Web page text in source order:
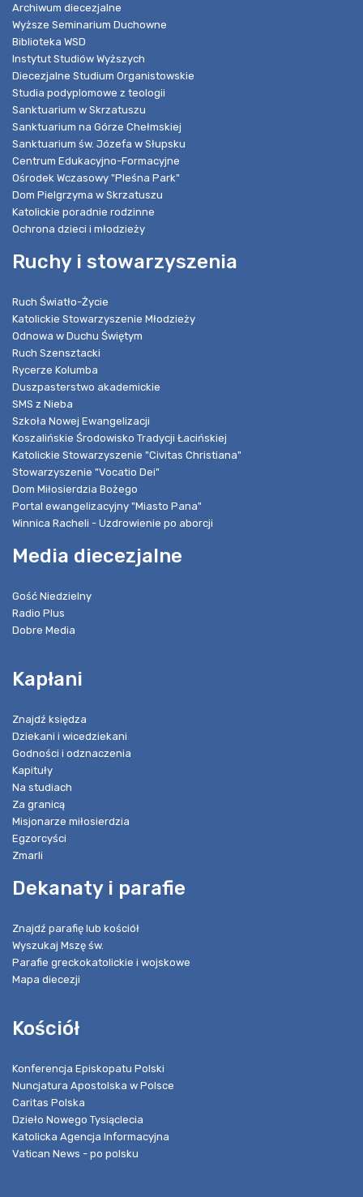
Archiwum diecezjalne
Wyższe Seminarium Duchowne
Biblioteka WSD
Instytut Studiów Wyższych
Diecezjalne Studium Organistowskie
Studia podyplomowe z teologii
Sanktuarium w Skrzatuszu
Sanktuarium na Górze Chełmskiej
Sanktuarium św. Józefa w Słupsku
Centrum Edukacyjno-Formacyjne
Ośrodek Wczasowy "Pleśna Park"
Dom Pielgrzyma w Skrzatuszu
Katolickie poradnie rodzinne
Ochrona dzieci i młodzieży
Ruchy i stowarzyszenia
Ruch Światło-Życie
Katolickie Stowarzyszenie Młodzieży
Odnowa w Duchu Świętym
Ruch Szensztacki
Rycerze Kolumba
Duszpasterstwo akademickie
SMS z Nieba
Szkoła Nowej Ewangelizacji
Koszalińskie Środowisko Tradycji Łacińskiej
Katolickie Stowarzyszenie "Civitas Christiana"
Stowarzyszenie "Vocatio Dei"
Dom Miłosierdzia Bożego
Portal ewangelizacyjny "Miasto Pana"
Winnica Racheli - Uzdrowienie po aborcji
Media diecezjalne
Gość Niedzielny
Radio Plus
Dobre Media
Kapłani
Znajdź księdza
Dziekani i wicedziekani
Godności i odznaczenia
Kapituły
Na studiach
Za granicą
Misjonarze miłosierdzia
Egzorcyści
Zmarli
Dekanaty i parafie
Znajdź parafię lub kościół
Wyszukaj Mszę św.
Parafie greckokatolickie i wojskowe
Mapa diecezji
Kościół
Konferencja Episkopatu Polski
Nuncjatura Apostolska w Polsce
Caritas Polska
Dzieło Nowego Tysiąclecia
Katolicka Agencja Informacyjna
Vatican News - po polsku